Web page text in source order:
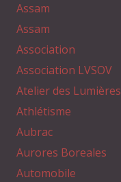
Assam
Assam
Association
Association LVSOV
Atelier des Lumières
Athlétisme
Aubrac
Aurores Boreales
Automobile